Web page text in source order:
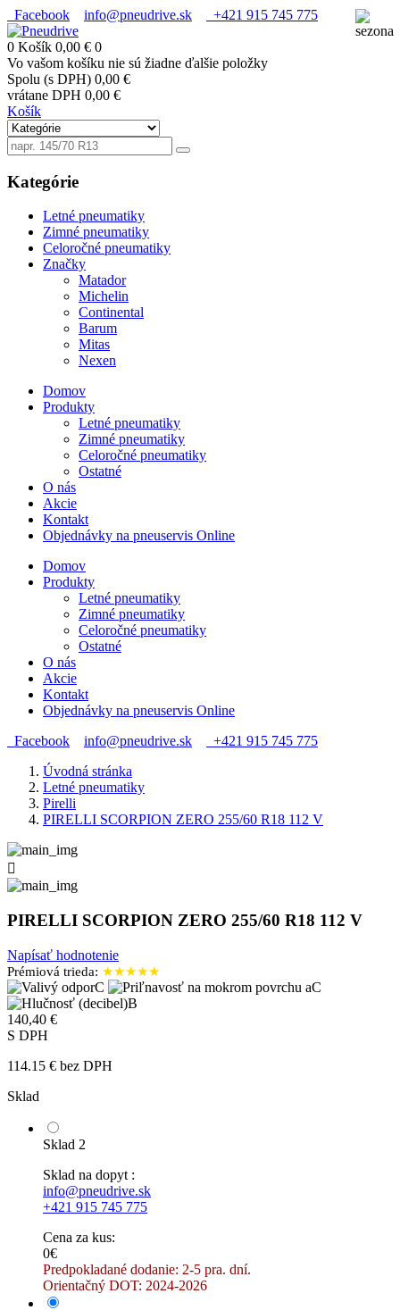
Facebook info@pneudrive.sk +421 915 745 775
0 Košík 0,00 € 0
Vo vašom košíku nie sú žiadne ďalšie položky
Spolu (s DPH) 0,00 €
vrátane DPH 0,00 €
Košík
Kategórie
Letné pneumatiky
Zimné pneumatiky
Celoročné pneumatiky
Značky
Matador
Michelin
Continental
Barum
Mitas
Nexen
Domov
Produkty
Letné pneumatiky
Zimné pneumatiky
Celoročné pneumatiky
Ostatné
O nás
Akcie
Kontakt
Objednávky na pneuservis Online
Domov
Produkty
Letné pneumatiky
Zimné pneumatiky
Celoročné pneumatiky
Ostatné
O nás
Akcie
Kontakt
Objednávky na pneuservis Online
Facebook
info@pneudrive.sk
+421 915 745 775
Úvodná stránka
Letné pneumatiky
Pirelli
PIRELLI SCORPION ZERO 255/60 R18 112 V

PIRELLI SCORPION ZERO 255/60 R18 112 V
Napísať hodnotenie
Prémiová trieda: ★★★★★
C
C
B
140,40 €
S DPH
114.15 € bez DPH
Sklad
Sklad 2
Sklad na dopyt :
info@pneudrive.sk
+421 915 745 775
Cena za kus:
0€
Predpokladané dodanie: 2-5 pra. dní.
Orientačný DOT: 2024-2026